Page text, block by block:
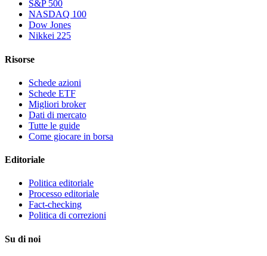
S&P 500
NASDAQ 100
Dow Jones
Nikkei 225
Risorse
Schede azioni
Schede ETF
Migliori broker
Dati di mercato
Tutte le guide
Come giocare in borsa
Editoriale
Politica editoriale
Processo editoriale
Fact-checking
Politica di correzioni
Su di noi